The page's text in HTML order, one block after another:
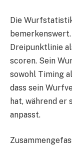
Die
Dreipunktlinie
scoren. Sein
sowohl Timing
dass sein
hat, während er
anpasst.